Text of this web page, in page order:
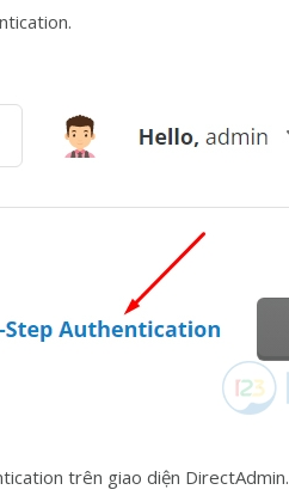
trên giao diện DirectAdmin.